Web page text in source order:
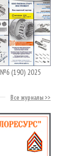
№6 (190) 2025
Все журналы